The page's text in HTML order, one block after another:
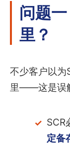
问题
里？
不少客户以为
里——这是误
SCR
定备